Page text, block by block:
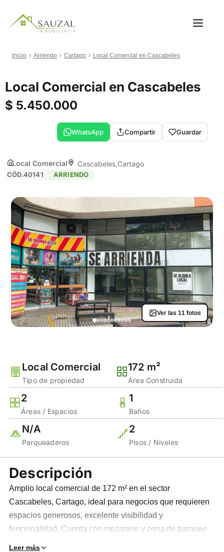
Inicio Arriendo Cartago Local Comercial en Cascabeles
Local Comercial en Cascabeles
$ 5.450.000
WhatsApp Compartir Guardar
Local Comercial Cascabeles Cartago
CÓD.40141 ARRIENDO
Ver las 11 fotos
Local Comercial
Tipo de propiedad
172 m²
Área Construida
2
Áreas / Espacios
1
Baños
N/A
Parqueaderos
2
Pisos / Niveles
Descripción
Amplio local comercial de 172 m² en el sector
Cascabeles, Cartago, ideal para negocios que requieren
espacios generosos, excelente visibilidad y
funcionalidad. Cuenta con mezanine y zona de parqueo
Leer más